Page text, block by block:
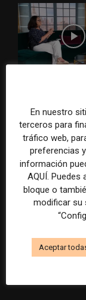
Usar la IA solo
el periodismo
grandes medios
sus redacciones
En nuestro
terceros para
tráfico web,
preferencias
información
AQUÍ.
bloque o
modificar su
Aceptar